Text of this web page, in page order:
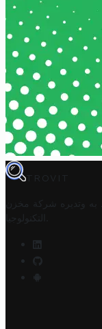
TROVIT
وتديره
شركة مخزن
التكنولوجيا